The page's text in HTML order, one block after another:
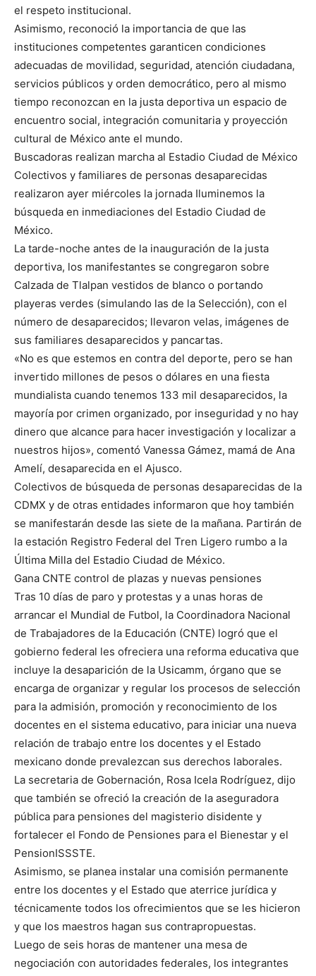
el respeto institucional.
Asimismo, reconoció la importancia de que las
instituciones competentes garanticen condiciones
adecuadas de movilidad, seguridad, atención ciudadana,
servicios públicos y orden democrático, pero al mismo
tiempo reconozcan en la justa deportiva un espacio de
encuentro social, integración comunitaria y proyección
cultural de México ante el mundo.
Buscadoras realizan marcha al Estadio Ciudad de México
Colectivos y familiares de personas desaparecidas
realizaron ayer miércoles la jornada Iluminemos la
búsqueda en inmediaciones del Estadio Ciudad de
México.
La tarde-noche antes de la inauguración de la justa
deportiva, los manifestantes se congregaron sobre
Calzada de Tlalpan vestidos de blanco o portando
playeras verdes (simulando las de la Selección), con el
número de desaparecidos; llevaron velas, imágenes de
sus familiares desaparecidos y pancartas.
«No es que estemos en contra del deporte, pero se han
invertido millones de pesos o dólares en una fiesta
mundialista cuando tenemos 133 mil desaparecidos, la
mayoría por crimen organizado, por inseguridad y no hay
dinero que alcance para hacer investigación y localizar a
nuestros hijos», comentó Vanessa Gámez, mamá de Ana
Amelí, desaparecida en el Ajusco.
Colectivos de búsqueda de personas desaparecidas de la
CDMX y de otras entidades informaron que hoy también
se manifestarán desde las siete de la mañana. Partirán de
la estación Registro Federal del Tren Ligero rumbo a la
Última Milla del Estadio Ciudad de México.
Gana CNTE control de plazas y nuevas pensiones
Tras 10 días de paro y protestas y a unas horas de
arrancar el Mundial de Futbol, la Coordinadora Nacional
de Trabajadores de la Educación (CNTE) logró que el
gobierno federal les ofreciera una reforma educativa que
incluye la desaparición de la Usicamm, órgano que se
encarga de organizar y regular los procesos de selección
para la admisión, promoción y reconocimiento de los
docentes en el sistema educativo, para iniciar una nueva
relación de trabajo entre los docentes y el Estado
mexicano donde prevalezcan sus derechos laborales.
La secretaria de Gobernación, Rosa Icela Rodríguez, dijo
que también se ofreció la creación de la aseguradora
pública para pensiones del magisterio disidente y
fortalecer el Fondo de Pensiones para el Bienestar y el
PensionISSSTE.
Asimismo, se planea instalar una comisión permanente
entre los docentes y el Estado que aterrice jurídica y
técnicamente todos los ofrecimientos que se les hicieron
y que los maestros hagan sus contrapropuestas.
Luego de seis horas de mantener una mesa de
negociación con autoridades federales, los integrantes